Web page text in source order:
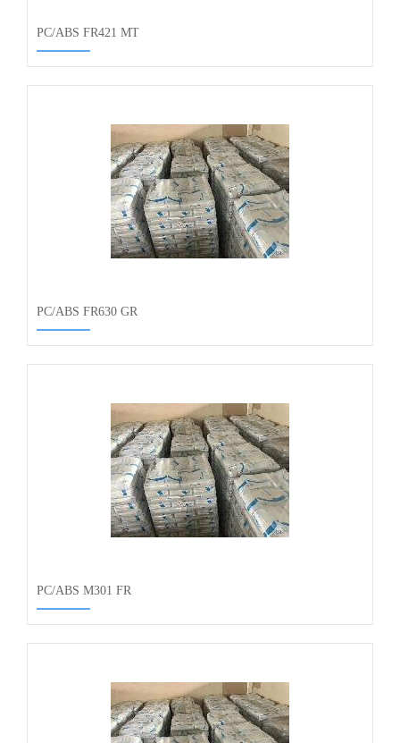
PC/ABS FR421 MT
PC/ABS FR630 GR
PC/ABS M301 FR